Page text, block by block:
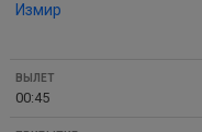
РЕЙС
В
ПУТИ
Измир
00:45